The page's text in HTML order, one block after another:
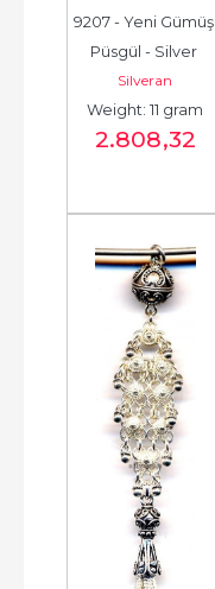
9207 - Yeni Gümüş
Püsgül - Silver
Tassel -  شرابة فضية
جديدة - الخرزة...
Silveran
Weight: 11 gram
2.808,32